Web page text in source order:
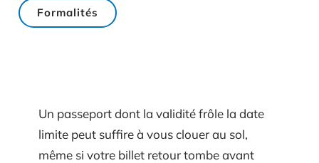
Formalités
Un passeport dont la validité frôle la date
limite peut suffire à vous clouer au sol,
même si votre billet retour tombe avant